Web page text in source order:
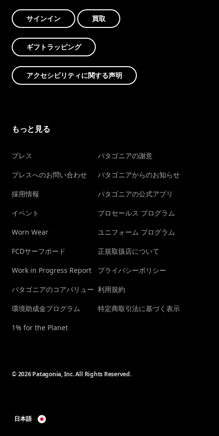
サインイン 買取
ギフトラッピング
アクセシビリティに関する声明
もっと見る
プレス
プレスへのお問い合わせ
採用情報
イベント
Worn Wear
FCDサーフボード
Work in Progress Report
パタゴニアのコアバリュー
環境助成金プログラム
1% for the Planet
パタゴニアの謝意
パタゴニアからのお知らせ
パタゴニアの公式アプリ
プロセールス プログラム
ユニフォーム プログラム
正規取扱店について
プライバシーポリシー
利用規約
特定商取引法に基づく表示
© 2026 Patagonia, Inc. All Rights Reserved.
日本語